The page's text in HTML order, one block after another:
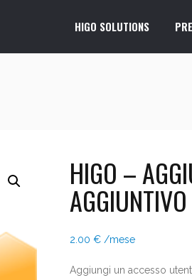
HIGO SOLUTIONS
HIGO –
AGGIUNTIVO
2.00€ /mese
Aggiungi un accesso